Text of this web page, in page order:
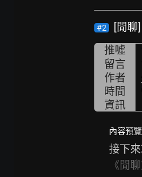
#2
[閒聊
推噓
留言
作者
時間
資訊
內容預
接下
《閒